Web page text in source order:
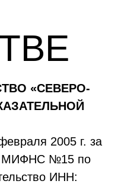
«СЕВЕРО-
2005 г. за
МИФНС №15 по
ИНН: